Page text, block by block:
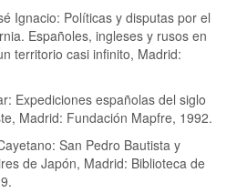
Ignacio: Políticas y disputas por el
Españoles, ingleses y rusos en
territorio casi infinito, Madrid:
Expediciones españolas del siglo
Madrid: Fundación Mapfre, 1992.
San Pedro Bautista y
de Japón, Madrid: Biblioteca de